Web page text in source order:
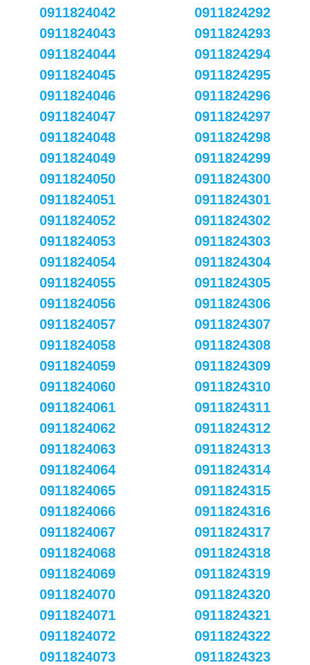
0911824042
0911824043
0911824044
0911824045
0911824046
0911824047
0911824048
0911824049
0911824050
0911824051
0911824052
0911824053
0911824054
0911824055
0911824056
0911824057
0911824058
0911824059
0911824060
0911824061
0911824062
0911824063
0911824064
0911824065
0911824066
0911824067
0911824068
0911824069
0911824070
0911824071
0911824072
0911824073
0911824292
0911824293
0911824294
0911824295
0911824296
0911824297
0911824298
0911824299
0911824300
0911824301
0911824302
0911824303
0911824304
0911824305
0911824306
0911824307
0911824308
0911824309
0911824310
0911824311
0911824312
0911824313
0911824314
0911824315
0911824316
0911824317
0911824318
0911824319
0911824320
0911824321
0911824322
0911824323